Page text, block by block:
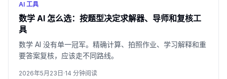
AI 工具
数学 AI 怎么选：按题型决定求解器、导师和复核工
具
数学 AI 没有单一冠军。精确计算、拍照作业、学习解释和重
要答案复核，应该走不同路线。
2026年5月23日 ·14 分钟阅读